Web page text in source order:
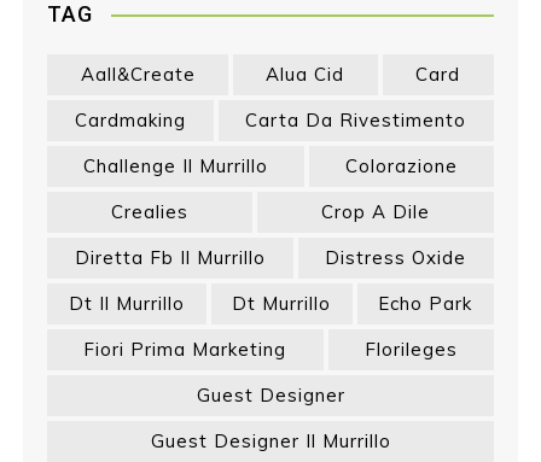
TAG
Aall&create Alua Cid
Card
Cardmaking
Carta Da Rivestimento
Challenge Il Murrillo
Colorazione
Crealies
Crop A Dile
Diretta Fb Il Murrillo
Distress Oxide
Dt Il Murrillo
Dt Murrillo
Echo Park
Fiori Prima Marketing
Florileges
Guest Designer
Guest Designer Il Murrillo